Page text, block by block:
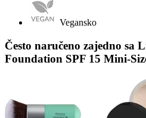
Vegansko
Često naručeno zajedno sa
Foundation SPF 15 Mini-